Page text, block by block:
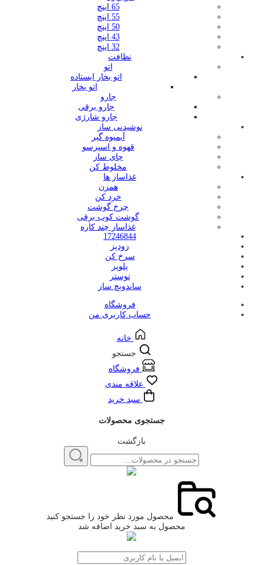
65 اینچ
55 اینچ
50 اینچ
43 اینچ
32 اینچ
نظافت
اتو
اتو بخار ایستاده
اتو بخار
جارو
جارو برقی
جارو شارژی
نوشیدنی ساز
آبمیوه گیر
قهوه و اسپرسو
چای ساز
مخلوط کن
غذاساز ها
همزن
خرد کن
چرخ گوشت
گوشت کوب برقی
غذاساز چند کاره
17246844
زودپز
سرخ کن
پلوپز
توستر
ساندویچ ساز
فروشگاه
حساب کاربری من
خانه
جستجو
فروشگاه
علاقه مندی
سبد خرید
جستجوی محصولات
بازگشت
محصول مورد نظر خود را جستجو کنید
محصول به سبد خرید اضافه شد